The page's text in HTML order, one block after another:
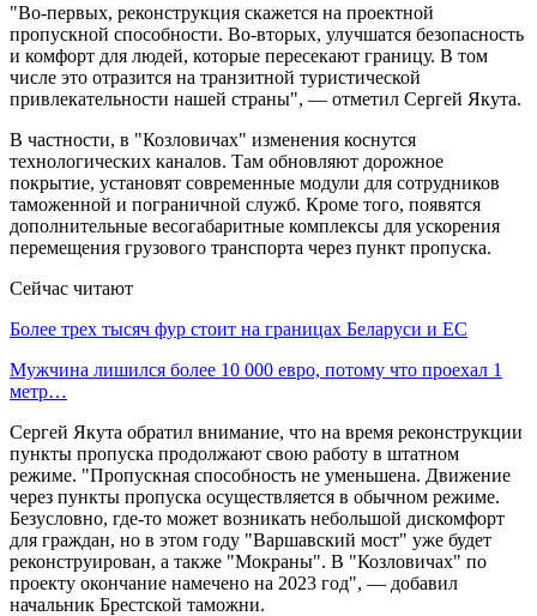
"Во-первых, реконструкция скажется на проектной
пропускной способности. Во-вторых, улучшатся безопасность
и комфорт для людей, которые пересекают границу. В том
числе это отразится на транзитной туристической
привлекательности нашей страны", — отметил Сергей Якута.
В частности, в "Козловичах" изменения коснутся
технологических каналов. Там обновляют дорожное
покрытие, установят современные модули для сотрудников
таможенной и пограничной служб. Кроме того, появятся
дополнительные весогабаритные комплексы для ускорения
перемещения грузового транспорта через пункт пропуска.
Сейчас читают
Более трех тысяч фур стоит на границах Беларуси и ЕС
Мужчина лишился более 10 000 евро, потому что проехал 1
метр…
Сергей Якута обратил внимание, что на время реконструкции
пункты пропуска продолжают свою работу в штатном
режиме. "Пропускная способность не уменьшена. Движение
через пункты пропуска осуществляется в обычном режиме.
Безусловно, где-то может возникать небольшой дискомфорт
для граждан, но в этом году "Варшавский мост" уже будет
реконструирован, а также "Мокраны". В "Козловичах" по
проекту окончание намечено на 2023 год", — добавил
начальник Брестской таможни.